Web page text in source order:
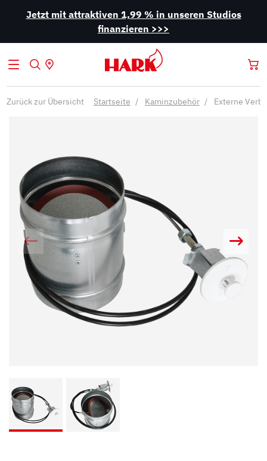
Jetzt mit attraktiven 1,99 % in unseren Studios
finanzieren >>>
Zurück zur Übersicht Startseite Kaminzubehör Externe